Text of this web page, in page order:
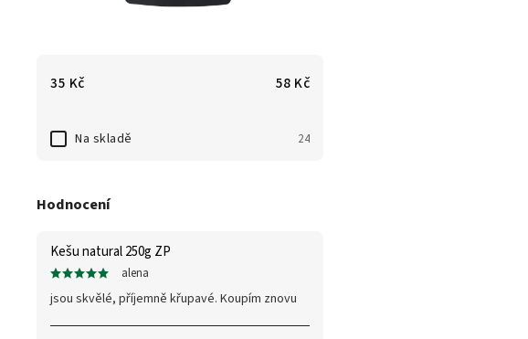
35 Kč 58 Kč
Na skladě 24
Hodnocení
Kešu natural 250g ZP
alena
jsou skvělé, příjemně křupavé. Koupím znovu